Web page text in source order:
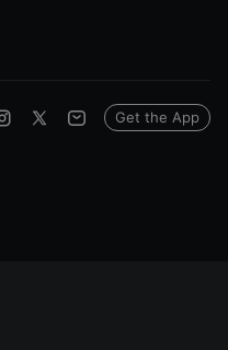
Get the App